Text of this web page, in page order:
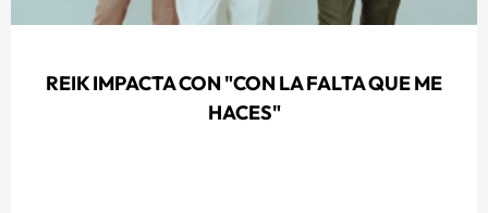
REIK IMPACTA CON "CON LA FALTA QUE ME
HACES"